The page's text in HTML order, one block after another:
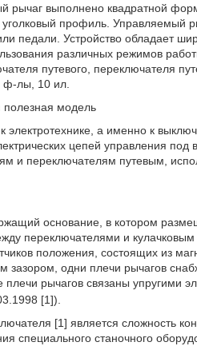
рычаг выполнено квадратной
уголковый профиль. Управляемый
педали. Устройство обладает
различных режимов
путевого, переключателя
ф-лы, 10 ил.
полезная модель
электротехнике, а именно к
цепей управления
и переключателям путевым,
основание, в котором
переключателями и
положения, состоящих из
зазором, одни плечи рычагов
рычагов связаны упругими
[1]).
[1] является сложность
специального станочного